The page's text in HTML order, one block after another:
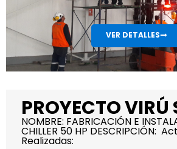
VER DETALLES
PROYECTO VIRÚ
NOMBRE: FABRICACIÓN E
CHILLER 50 HP DESCRIPCIÓN:
Realizadas: